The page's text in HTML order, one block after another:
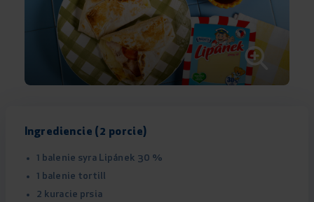
Ingrediencie (2 porcie)
1 balenie syra Lipánek 30 %
1 balenie tortill
2 kuracie prsia